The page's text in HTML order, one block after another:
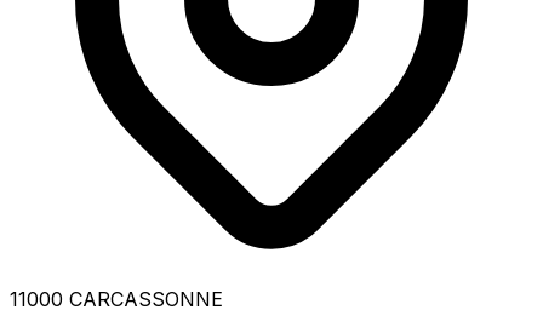
11000 CARCASSONNE